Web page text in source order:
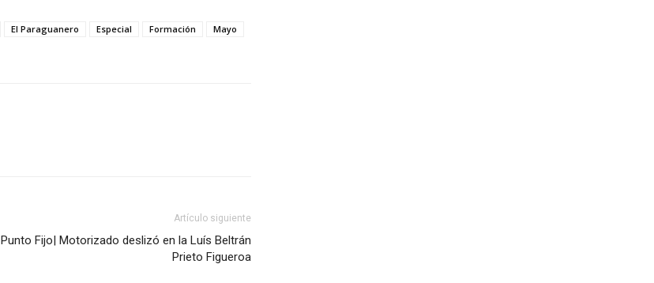
El Paraguanero Especial Formación
Mayo
Artículo siguiente
Punto Fijo| Motorizado deslizó en la Luís Beltrán
Prieto Figueroa